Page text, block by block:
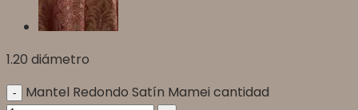
1.20 diámetro
Mantel Redondo Satín Mamei cantidad